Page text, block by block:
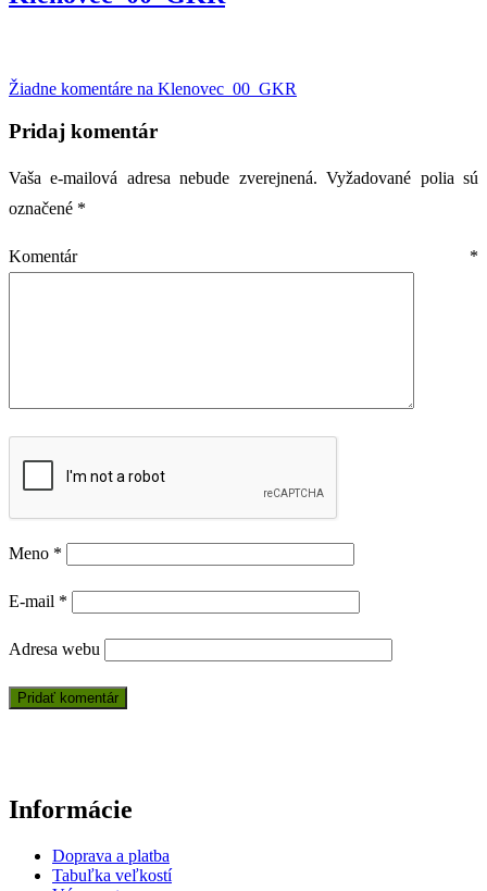
Žiadne komentáre na Klenovec_00_GKR
Pridaj komentár
Vaša e-mailová adresa nebude zverejnená. Vyžadované polia sú
označené *
Komentár *
Meno *
E-mail *
Adresa webu
Informácie
Doprava a platba
Tabuľka veľkostí